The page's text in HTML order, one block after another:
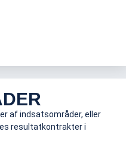
af indsatsområder, eller
resultatkontrakter i